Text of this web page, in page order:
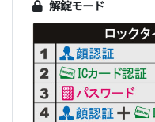
解錠モード